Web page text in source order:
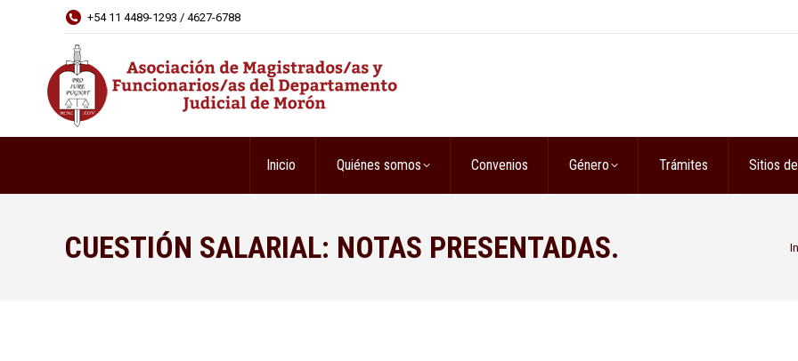
+54 11 4489-1293 / 4627-6788
Inicio Quiénes somos Convenios Género Trámites Sitios
CUESTIÓN SALARIAL: NOTAS PRESENTADAS.